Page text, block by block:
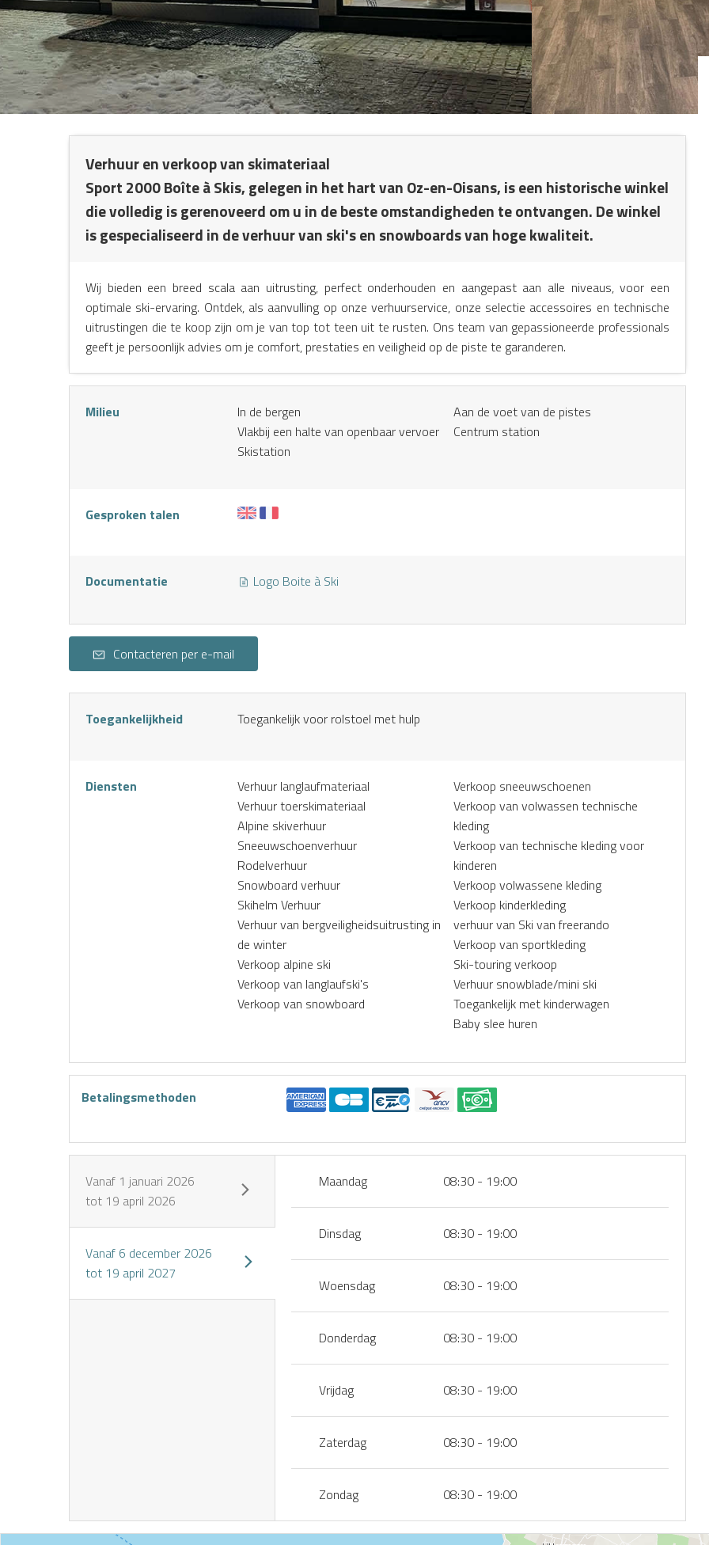
activiteit
online pakket
Verhuur en verkoop van skimateriaal
Sport 2000 Boîte à Skis, gelegen in het hart van Oz-en-Oisans, is een historische winkel
die volledig is gerenoveerd om u in de beste omstandigheden te ontvangen. De winkel
is gespecialiseerd in de verhuur van ski's en snowboards van hoge kwaliteit.
Wij bieden een breed scala aan uitrusting, perfect onderhouden en aangepast aan alle niveaus, voor een
optimale ski-ervaring. Ontdek, als aanvulling op onze verhuurservice, onze selectie accessoires en technische
uitrustingen die te koop zijn om je van top tot teen uit te rusten. Ons team van gepassioneerde professionals
geeft je persoonlijk advies om je comfort, prestaties en veiligheid op de piste te garanderen.
Milieu In de bergen
Aan de voet van de pistes
Vlakbij een halte van openbaar vervoer
Centrum station
Skistation
Gesproken talen
Documentatie Logo Boite à Ski
Contacteren per e-mail
Toegankelijkheid Toegankelijk voor rolstoel met hulp
Diensten
Verhuur langlaufmateriaal
Verhuur toerskimateriaal
Alpine skiverhuur
Sneeuwschoenverhuur
Rodelverhuur
Snowboard verhuur
Skihelm Verhuur
Verhuur van bergveiligheidsuitrusting in
de winter
Verkoop alpine ski
Verkoop van langlaufski's
Verkoop van snowboard
Verkoop sneeuwschoenen
Verkoop van volwassen technische
kleding
Verkoop van technische kleding voor
kinderen
Verkoop volwassene kleding
Verkoop kinderkleding
verhuur van Ski van freerando
Verkoop van sportkleding
Ski-touring verkoop
Verhuur snowblade/mini ski
Toegankelijk met kinderwagen
Baby slee huren
Betalingsmethoden
Vanaf 1 januari 2026
tot 19 april 2026
Vanaf 6 december 2026
tot 19 april 2027
Maandag 08:30 - 19:00
Dinsdag 08:30 - 19:00
Woensdag 08:30 - 19:00
Donderdag 08:30 - 19:00
Vrijdag 08:30 - 19:00
Zaterdag 08:30 - 19:00
Zondag 08:30 - 19:00